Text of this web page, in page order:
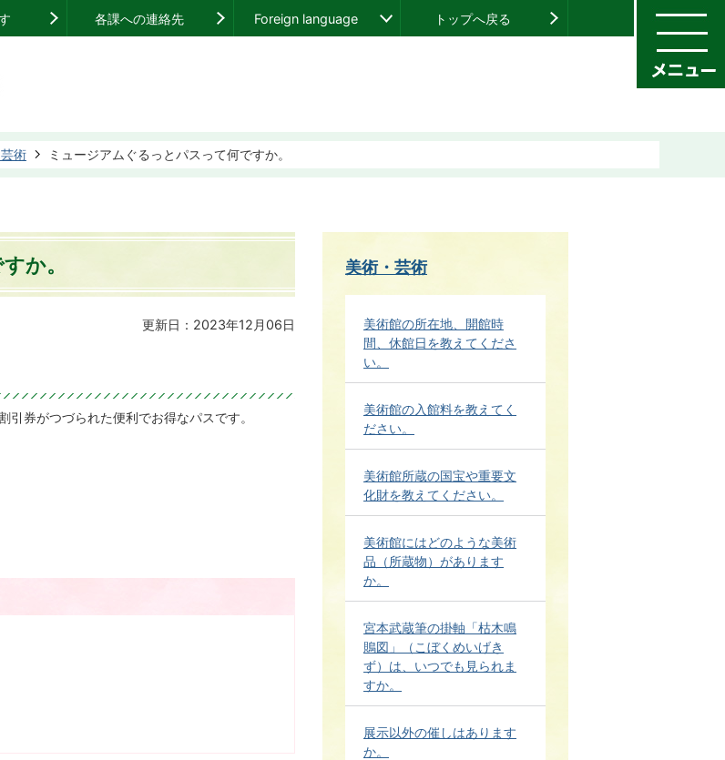
各課への連絡先 Foreign language トップへ戻る
術 ミュージアムぐるっとパスって何ですか。
か。
更新日：2023年12月06日
券がつづられた便利でお得なパスです。
美術・芸術
美術館の所在地、開館時
間、休館日を教えてくださ
い。
美術館の入館料を教えてく
ださい。
美術館所蔵の国宝や重要文
化財を教えてください。
美術館にはどのような美術
品（所蔵物）があります
か。
宮本武蔵筆の掛軸「枯木鳴
鵙図」（こぼくめいげき
ず）は、いつでも見られま
すか。
展示以外の催しはあります
か。